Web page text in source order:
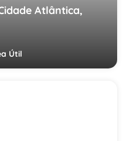
Atlântica,
Útil